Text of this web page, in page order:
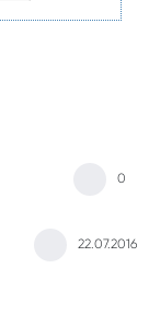
22.07.2016
0